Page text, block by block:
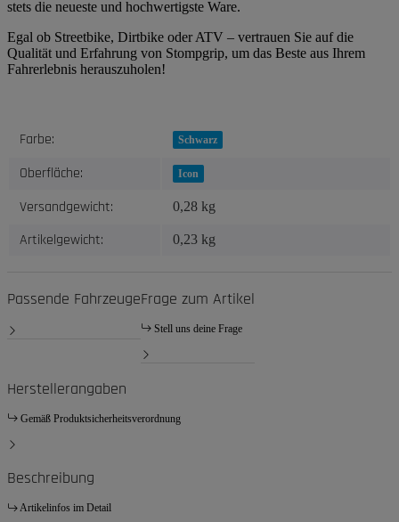
stets die neueste und hochwertigste Ware.
Egal ob Streetbike, Dirtbike oder ATV – vertrauen Sie auf die
Qualität und Erfahrung von Stompgrip, um das Beste aus Ihrem
Fahrerlebnis herauszuholen!
Produkteigenschaft
Wert
Farbe: Schwarz
Oberfläche: Icon
Versandgewicht: 0,28 kg
Artikelgewicht: 0,23 kg
Passende FahrzeugeFrage zum Artikel
Stell uns deine Frage
Herstellerangaben
Gemäß Produktsicherheitsverordnung
Beschreibung
Artikelinfos im Detail